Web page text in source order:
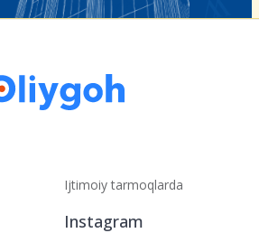
Ijtimoiy tarmoqlarda
Instagram